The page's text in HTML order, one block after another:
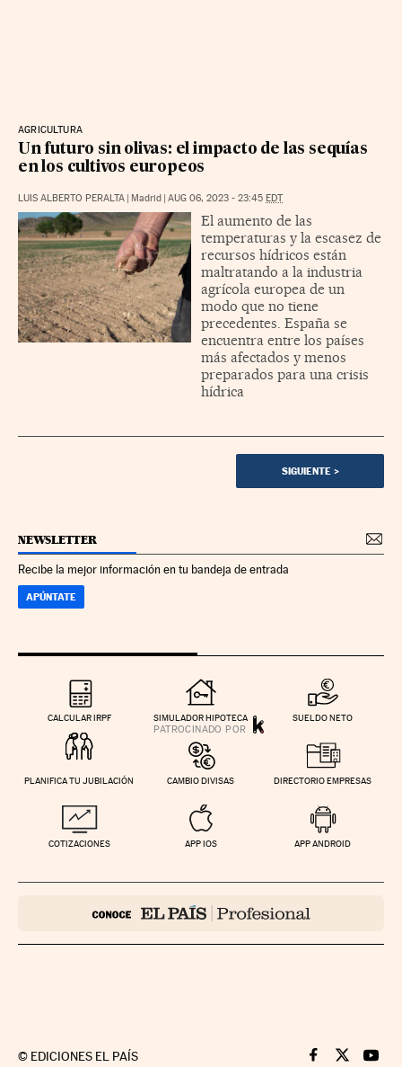
AGRICULTURA
Un futuro sin olivas: el impacto de las sequías
en los cultivos europeos
LUIS ALBERTO PERALTA | Madrid | AUG 06, 2023 - 23:45 EDT
El aumento de las
temperaturas y la escasez de
recursos hídricos están
maltratando a la industria
agrícola europea de un
modo que no tiene
precedentes. España se
encuentra entre los países
más afectados y menos
preparados para una crisis
hídrica
SIGUIENTE>
NEWSLETTER
Recibe la mejor información en tu bandeja de entrada
APÚNTATE
CALCULAR IRPF SIMULADOR HIPOTECA SUELDO NETO
PLANIFICA TU JUBILACIÓN CAMBIO DIVISAS DIRECTORIO EMPRESAS
COTIZACIONES APP IOS APP ANDROID
© EDICIONES EL PAÍS Cinco Días en
Cinco Días
Cinco